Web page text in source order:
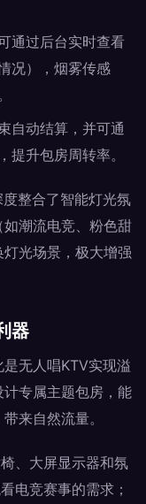
通过后台实时查看
况），烟雾传感
自动结算，并可通
提升包房周转率。
整合了智能灯光氛
潮流电竞、粉色甜
光场景，极大增强
器
无人唱KTV实现溢
专属主题包房，能
来自然流量。
、大屏显示器和氛
电竞赛事的需求；